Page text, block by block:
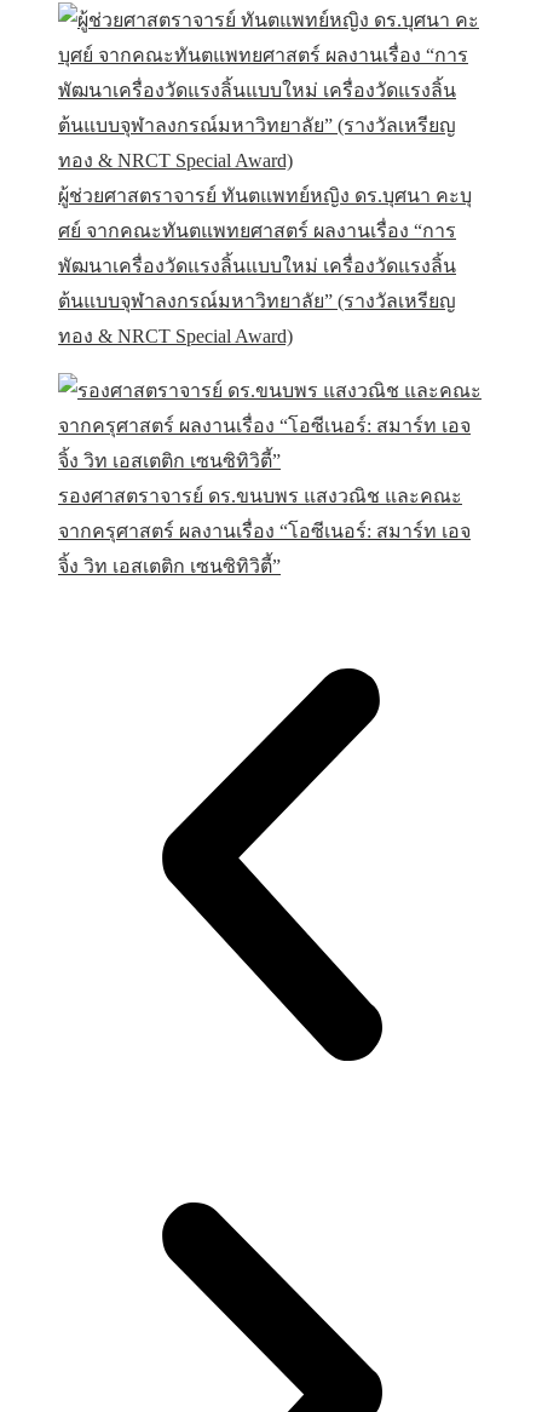
ผู้ช่วยศาสตราจารย์ ทันตแพทย์หญิง ดร.บุศนา คะบุ
ศย์ จากคณะทันตแพทยศาสตร์ ผลงานเรื่อง “การ
พัฒนาเครื่องวัดแรงลิ้นแบบใหม่ เครื่องวัดแรงลิ้น
ต้นแบบจุฬาลงกรณ์มหาวิทยาลัย” (รางวัลเหรียญ
ทอง & NRCT Special Award)
รองศาสตราจารย์ ดร.ขนบพร แสงวณิช และคณะ
จากครุศาสตร์ ผลงานเรื่อง “โอซีเนอร์: สมาร์ท เอจ
จิ้ง วิท เอสเตติก เซนซิทิวิตี้”